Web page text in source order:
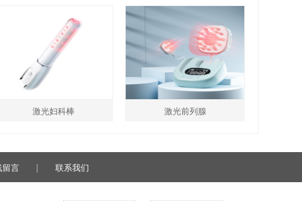
激光妇科棒 激光前列腺
留言 | 联系我们